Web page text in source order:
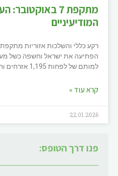
מתקפת 7
המודיעיניים
הפתיעה את ישראל וחשפה כשל
למותם של לפחות 1,195 אזרחים וחיילים,
קרא עוד »
22.01.2026
פנו דרך הטופס: